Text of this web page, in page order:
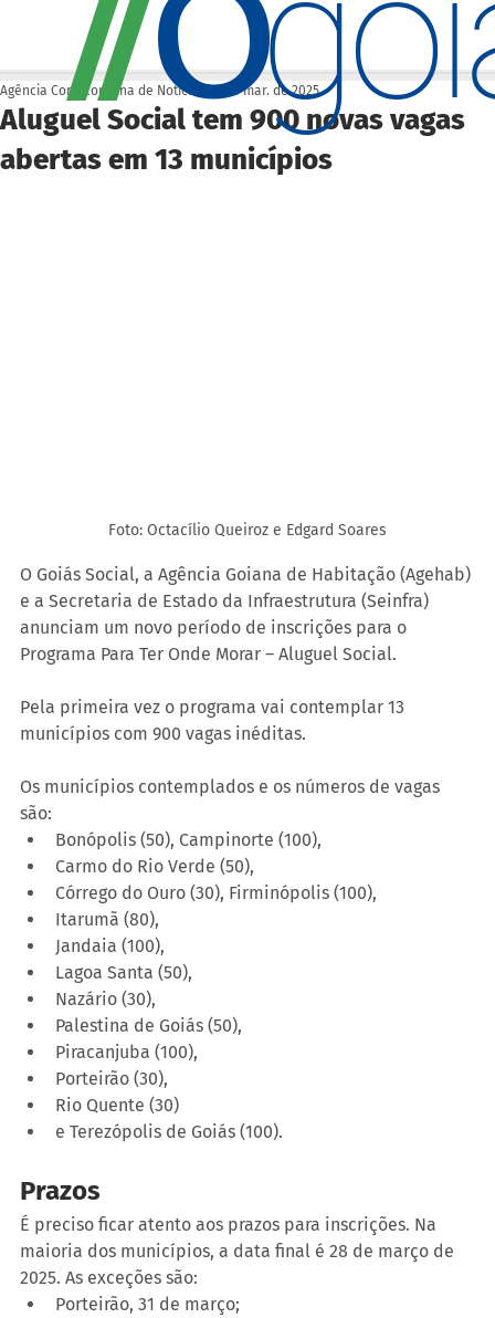
Aluguel Social tem 900 novas vagas
abertas em 13 municípios
Agência Cora Coralina de Notícias 22 de mar. de 2025
Foto: Octacílio Queiroz e Edgard Soares
O Goiás Social, a Agência Goiana de Habitação (Agehab)
e a Secretaria de Estado da Infraestrutura (Seinfra)
anunciam um novo período de inscrições para o
Programa Para Ter Onde Morar – Aluguel Social.
Pela primeira vez o programa vai contemplar 13
municípios com 900 vagas inéditas.
Os municípios contemplados e os números de vagas
são:
Bonópolis (50), Campinorte (100),
Carmo do Rio Verde (50),
Córrego do Ouro (30), Firminópolis (100),
Itarumã (80),
Jandaia (100),
Lagoa Santa (50),
Nazário (30),
Palestina de Goiás (50),
Piracanjuba (100),
Porteirão (30),
Rio Quente (30)
e Terezópolis de Goiás (100).
Prazos
É preciso ficar atento aos prazos para inscrições. Na
maioria dos municípios, a data final é 28 de março de
2025. As exceções são:
Porteirão, 31 de março;